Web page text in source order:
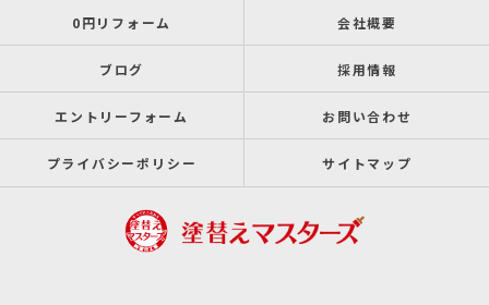
0円リフォーム 会社概要
ブログ 採用情報
エントリーフォーム お問い合わせ
プライバシーポリシー サイトマップ